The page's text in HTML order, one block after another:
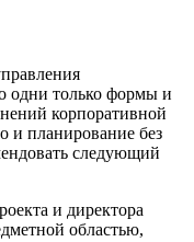
одни только формы и
корпоративной
и планирование без
следующий
и директора
областью,